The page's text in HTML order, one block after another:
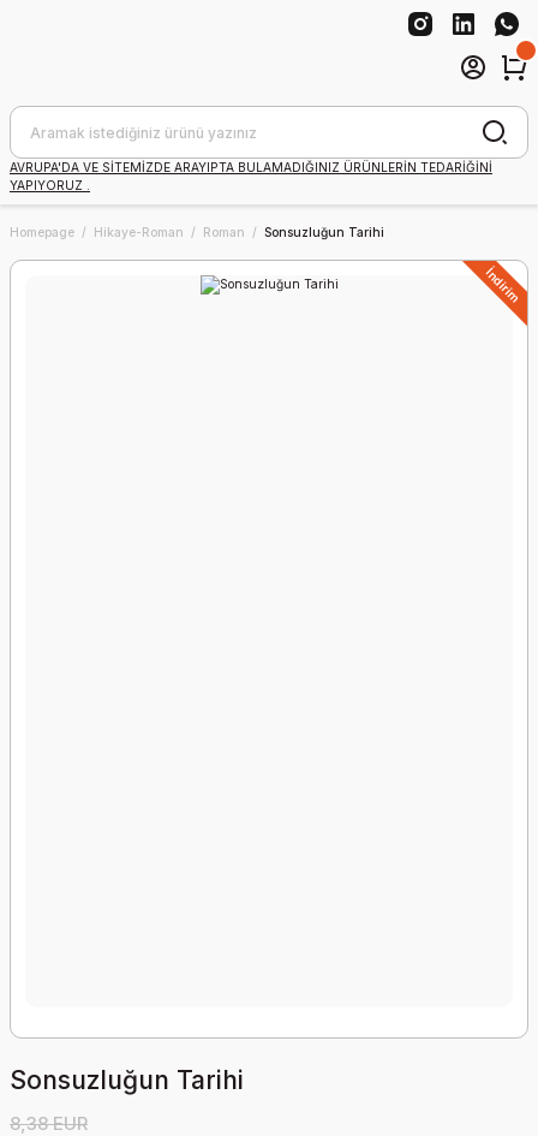
AVRUPA'DA VE SİTEMİZDE ARAYIPTA BULAMADIĞINIZ ÜRÜNLERİN TEDARİĞİNİ
YAPIYORUZ .
Homepage Hikaye-Roman Roman Sonsuzluğun Tarihi
İndirim
Sonsuzluğun Tarihi
8,38 EUR